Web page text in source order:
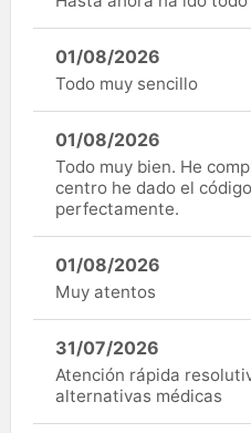
01/08/2026
Todo muy sencillo
01/08/2026
Todo muy bien. He
centro he dado el
perfectamente.
01/08/2026
Muy atentos
31/07/2026
Atención rápida
alternativas médicas